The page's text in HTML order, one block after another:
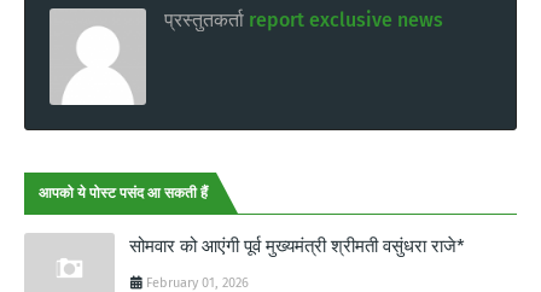
प्रस्तुतकर्ता report exclusive news
आपको ये पोस्ट पसंद आ सकती हैं
सोमवार को आएंगी पूर्व मुख्यमंत्री श्रीमती वसुंधरा राजे*
February 01, 2026